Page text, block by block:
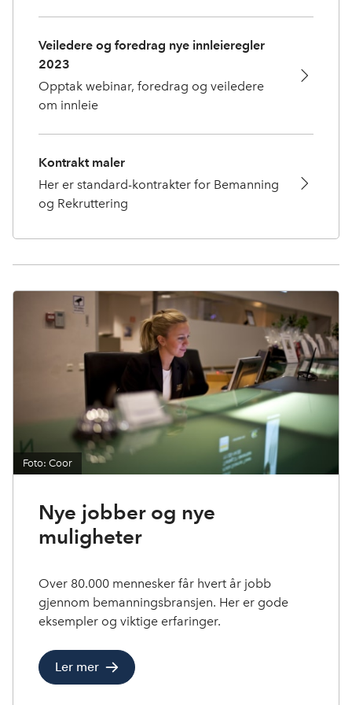
Veiledere og foredrag nye innleieregler
2023
Opptak webinar, foredrag og veiledere
om innleie
Kontrakt maler
Her er standard-kontrakter for Bemanning
og Rekruttering
Foto: Coor
Nye jobber og nye
muligheter
Over 80.000 mennesker får hvert år jobb
gjennom bemanningsbransjen. Her er gode
eksempler og viktige erfaringer.
Ler mer